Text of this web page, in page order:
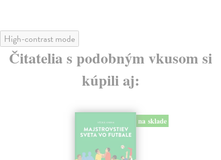
High-contrast mode
Čitatelia s podobným vkusom si
kúpili aj:
na sklade